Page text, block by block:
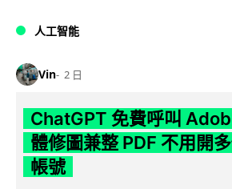
人工智能
Vin 2 日
ChatGPT 免費呼叫
體修圖兼整 PDF 不用開
帳號